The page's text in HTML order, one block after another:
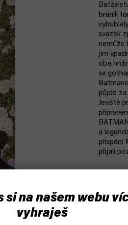
si na našem webu
vyhraješ
bránili
svazek
nemůže
jim
oba
se
půjde za
Jeviště
a
přispění
přijali